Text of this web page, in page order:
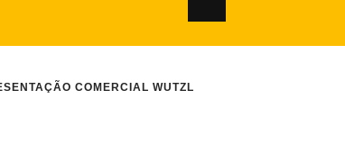
COMERCIAL WUTZL